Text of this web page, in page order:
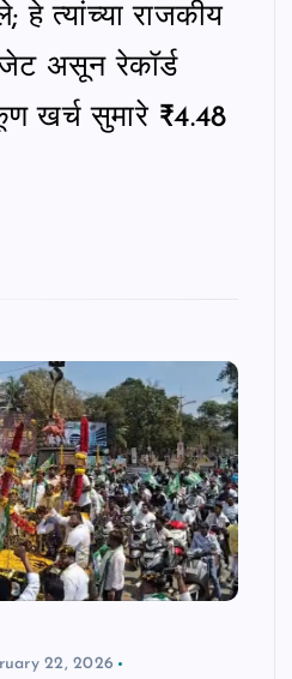
त्यांच्या राजकीय
असून रेकॉर्ड
खर्च सुमारे ₹4.48
22, 2026